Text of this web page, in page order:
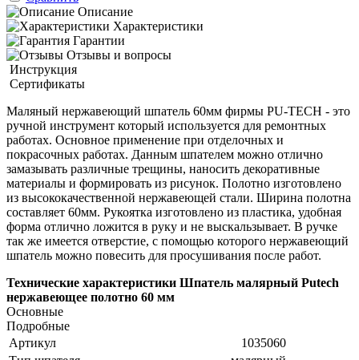
Описание
Характеристики
Гарантии
Отзывы и вопросы
Инструкция
Сертификаты
Маляный нержавеющий шпатель 60мм фирмы PU-TECH - это
ручной инструмент который используется для ремонтных
работах. Основное применение при отделочных и
покрасочных работах. Данным шпателем можно отлично
замазывать различные трещины, наносить декоративные
материалы и формировать из рисунок. Полотно изготовлено
из высококачественной нержавеющей стали. Ширина полотна
составляет 60мм. Рукоятка изготовлено из пластика, удобная
форма отлично ложится в руку и не выскальзывает. В ручке
так же имеется отверстие, с помощью которого нержавеющий
шпатель можно повесить для просушивания после работ.
Технические характеристики Шпатель малярный Putech
нержавеющее полотно 60 мм
Основные
Подробные
Артикул
1035060